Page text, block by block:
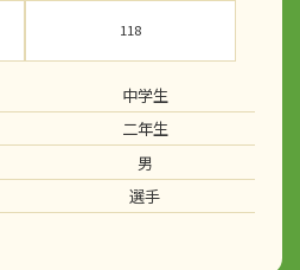
118
中学生
二年生
男
選手